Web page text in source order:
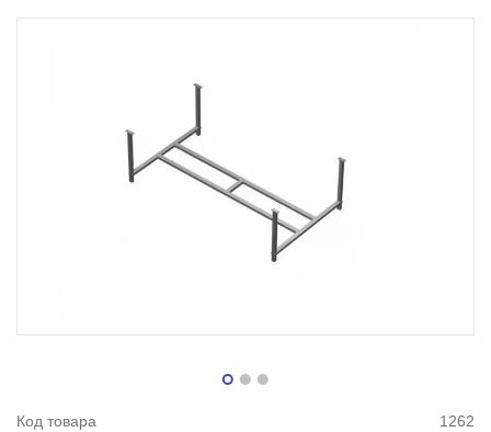
Код товара 1262